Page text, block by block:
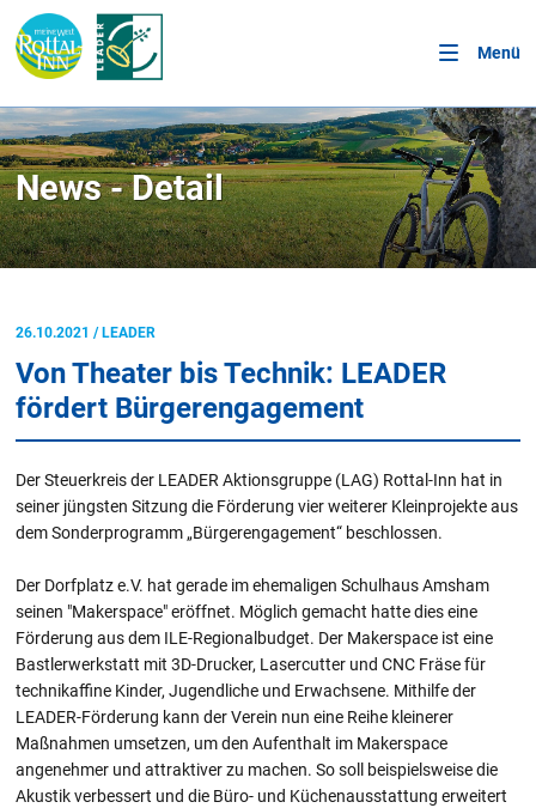
Menü
News - Detail
26.10.2021 / LEADER
Von Theater bis Technik: LEADER
fördert Bürgerengagement
Der Steuerkreis der LEADER Aktionsgruppe (LAG) Rottal-Inn hat in
seiner jüngsten Sitzung die Förderung vier weiterer Kleinprojekte aus
dem Sonderprogramm „Bürgerengagement“ beschlossen.
Der Dorfplatz e.V. hat gerade im ehemaligen Schulhaus Amsham
seinen "Makerspace" eröffnet. Möglich gemacht hatte dies eine
Förderung aus dem ILE-Regionalbudget. Der Makerspace ist eine
Bastlerwerkstatt mit 3D-Drucker, Lasercutter und CNC Fräse für
technikaffine Kinder, Jugendliche und Erwachsene. Mithilfe der
LEADER-Förderung kann der Verein nun eine Reihe kleinerer
Maßnahmen umsetzen, um den Aufenthalt im Makerspace
angenehmer und attraktiver zu machen. So soll beispielsweise die
Akustik verbessert und die Büro- und Küchenausstattung erweitert